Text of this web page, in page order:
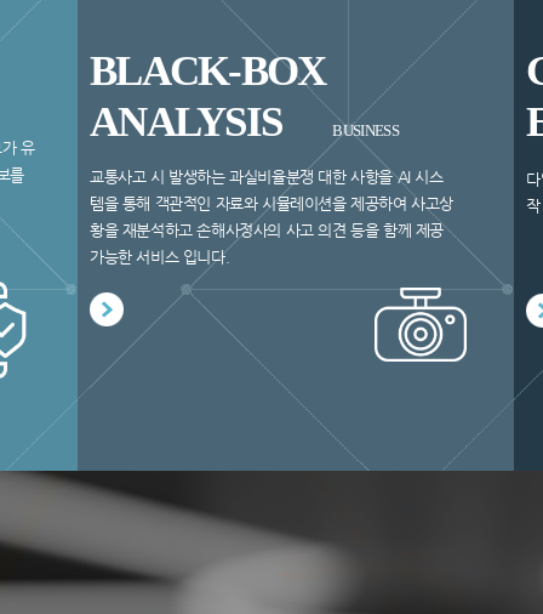
유
를
BLACK-BOX
ANALYSIS
BUSINESS
교통사고 시 발생하는 과실비율분쟁 대한 사항을 AI 시스
템을 통해 객관적인 자료와 시뮬레이션을 제공하여 사고상
황을 재분석하고 손해사정사의 사고 의견 등을 함께 제공
가능한 서비스 입니다.